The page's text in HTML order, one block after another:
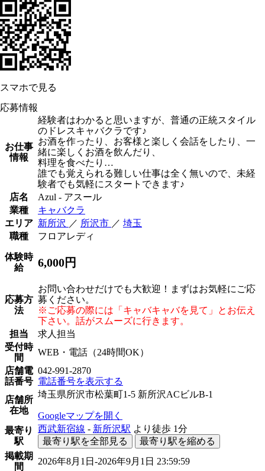
スマホで見る
応募情報
お仕事
情報
経験者はわかると思いますが、普通の正統スタイル
のドレスキャバクラです♪
お酒を作ったり、お客様と楽しく会話をしたり、一
緒に楽しくお酒を飲んだり、
料理を食べたり…
誰でも覚えられる難しい仕事は全く無いので、未経
験者でも気軽にスタートできます♪
店名
Azul - アスール
業種
キャバクラ
エリア 新所沢 ／ 所沢市 ／ 埼玉
職種
フロアレディ
体験時
給
6,000円
応募方
法
お問い合わせだけでも大歓迎！まずはお気軽にご応
募ください。
※ご応募の際には「キャバキャバを見て」とお伝え
下さい。話がスムーズに行きます。
担当
求人担当
受付時
間
WEB・電話（24時間OK）
店舗電
話番号
042-991-2870
電話番号を表示する
店舗所
在地
埼玉県所沢市松葉町1-5 新所沢ACビルB-1
Googleマップを開く
最寄り
駅
西武新宿線 - 新所沢駅 より徒歩 1分
最寄り駅を全部見る
最寄り駅を縮める
掲載期
間
2026年8月1日-2026年9月1日 23:59:59